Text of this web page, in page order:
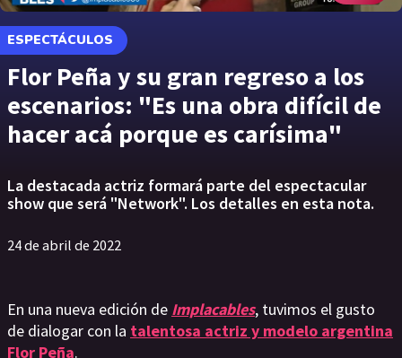
ESPECTÁCULOS
Flor Peña y su gran regreso a los
escenarios: "Es una obra difícil de
hacer acá porque es carísima"
La destacada actriz formará parte del espectacular
show que será "Network". Los detalles en esta nota.
24 de abril de 2022
En una nueva edición de Implacables, tuvimos el gusto
de dialogar con la talentosa actriz y modelo argentina
Flor Peña.